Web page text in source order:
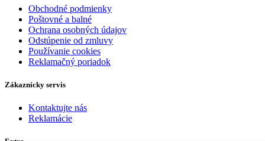
Obchodné podmienky
Poštovné a balné
Ochrana osobných údajov
Odstúpenie od zmluvy
Používanie cookies
Reklamačný poriadok
Zákaznícky servis
Kontaktujte nás
Reklamácie